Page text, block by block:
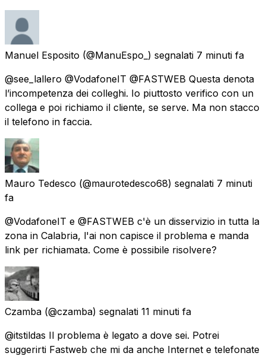
Manuel Esposito (@ManuEspo_) segnalati 7 minuti fa
@see_lallero @VodafoneIT @FASTWEB Questa denota
l’incompetenza dei colleghi. Io piuttosto verifico con un
collega e poi richiamo il cliente, se serve. Ma non stacco
il telefono in faccia.
Mauro Tedesco (@maurotedesco68) segnalati 7 minuti
fa
@VodafoneIT e @FASTWEB c'è un disservizio in tutta la
zona in Calabria, l'ai non capisce il problema e manda
link per richiamata. Come è possibile risolvere?
Czamba (@czamba) segnalati 11 minuti fa
@itstildas Il problema è legato a dove sei. Potrei
suggerirti Fastweb che mi da anche Internet e telefonate